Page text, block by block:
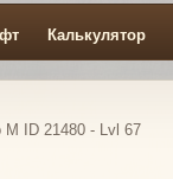
Калькулятор
M ID 21480 - Lvl 67